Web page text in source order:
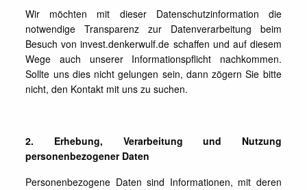
Wir möchten mit dieser Datenschutzinformation die
notwendige Transparenz zur Datenverarbeitung beim
Besuch von invest.denkerwulf.de schaffen und auf diesem
Wege auch unserer Informationspflicht nachkommen.
Sollte uns dies nicht gelungen sein, dann zögern Sie bitte
nicht, den Kontakt mit uns zu suchen.
2. Erhebung, Verarbeitung und Nutzung
personenbezogener Daten
Personenbezogene Daten sind Informationen, mit deren